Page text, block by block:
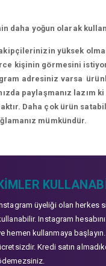
yoğun olarak
yüksek
kişinin görmesini
adresiniz varsa
paylaşmanız lazım
Daha çok ürün
mümkündür.
üyeliği olan herkes
Instagram
hemen kullanmaya başlayın.
Kredi satın